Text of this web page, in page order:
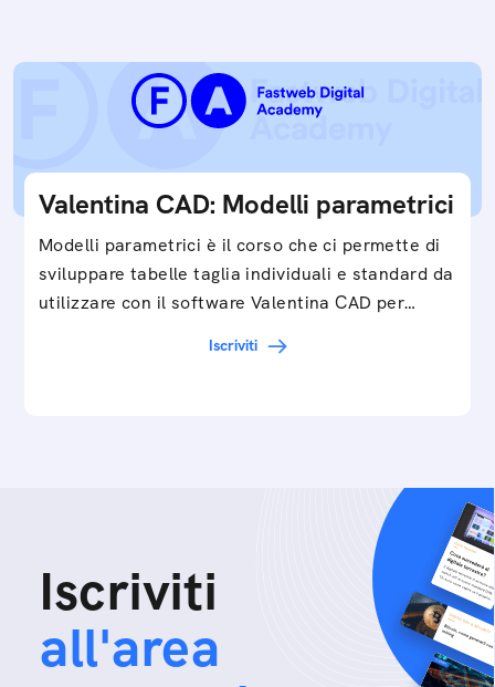
Valentina CAD: Modelli parametrici
Modelli parametrici è il corso che ci permette di
sviluppare tabelle taglia individuali e standard da
utilizzare con il software Valentina CAD per…
Iscriviti
Iscriviti
all'area